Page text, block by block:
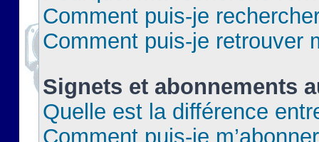
Comment puis-je
Comment puis-je retrouver
Signets et abonnements
Quelle est la différence
Comment puis-je